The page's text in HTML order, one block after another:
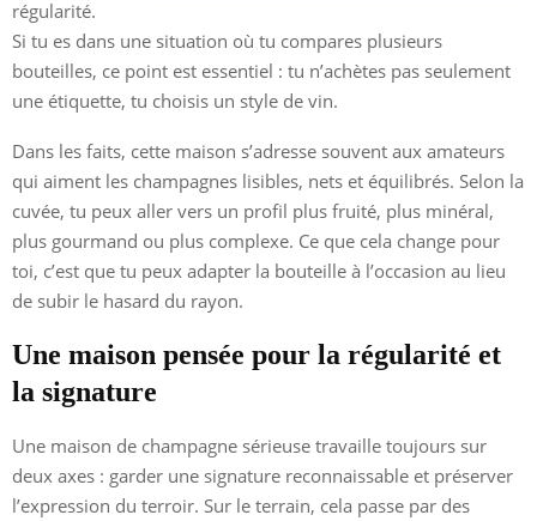
régularité.
Si tu es dans une situation où tu compares plusieurs
bouteilles, ce point est essentiel : tu n’achètes pas seulement
une étiquette, tu choisis un style de vin.
Dans les faits, cette maison s’adresse souvent aux amateurs
qui aiment les champagnes lisibles, nets et équilibrés. Selon la
cuvée, tu peux aller vers un profil plus fruité, plus minéral,
plus gourmand ou plus complexe. Ce que cela change pour
toi, c’est que tu peux adapter la bouteille à l’occasion au lieu
de subir le hasard du rayon.
Une maison pensée pour la régularité et
la signature
Une maison de champagne sérieuse travaille toujours sur
deux axes : garder une signature reconnaissable et préserver
l’expression du terroir. Sur le terrain, cela passe par des